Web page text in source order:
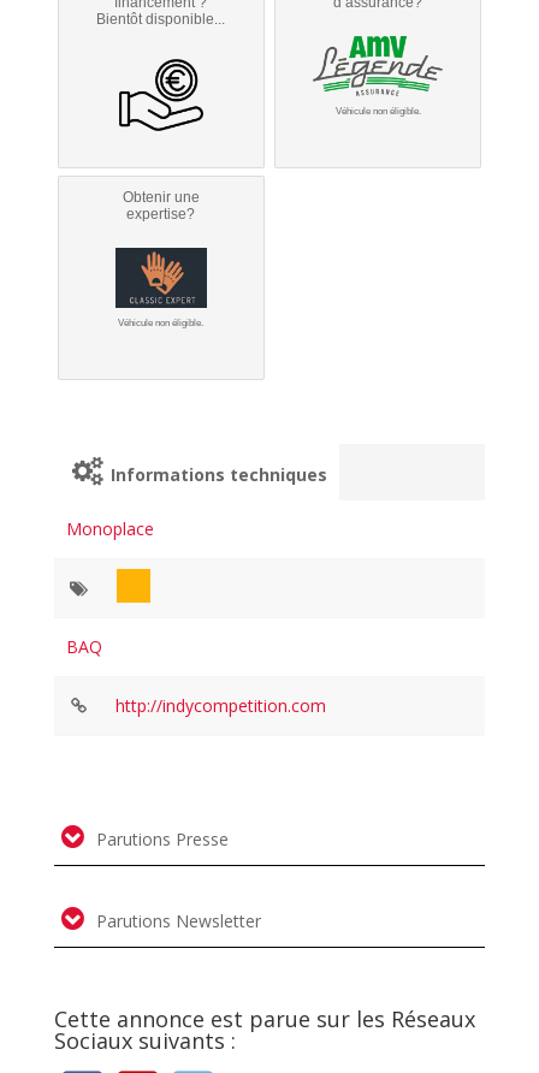
Bientôt disponible...
Véhicule non éligible.
Obtenir une
expertise?
Véhicule non éligible.
Informations techniques
Monoplace
BAQ
http://indycompetition.com
Parutions Presse
Parutions Newsletter
Cette annonce est parue sur les Réseaux
Sociaux suivants :